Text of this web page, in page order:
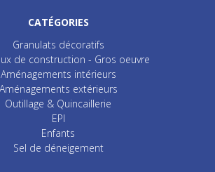
CATÉGORIES
Granulats décoratifs
de construction - Gros oeuvre
Aménagements intérieurs
Aménagements extérieurs
Outillage & Quincaillerie
EPI
Enfants
Sel de déneigement